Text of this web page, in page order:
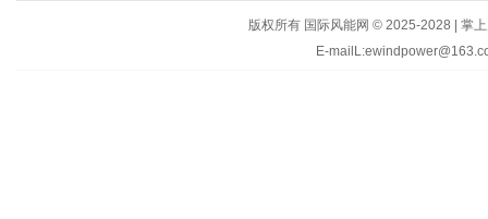
版权所有 国际风能网 © 2025-2028 | 掌
E-